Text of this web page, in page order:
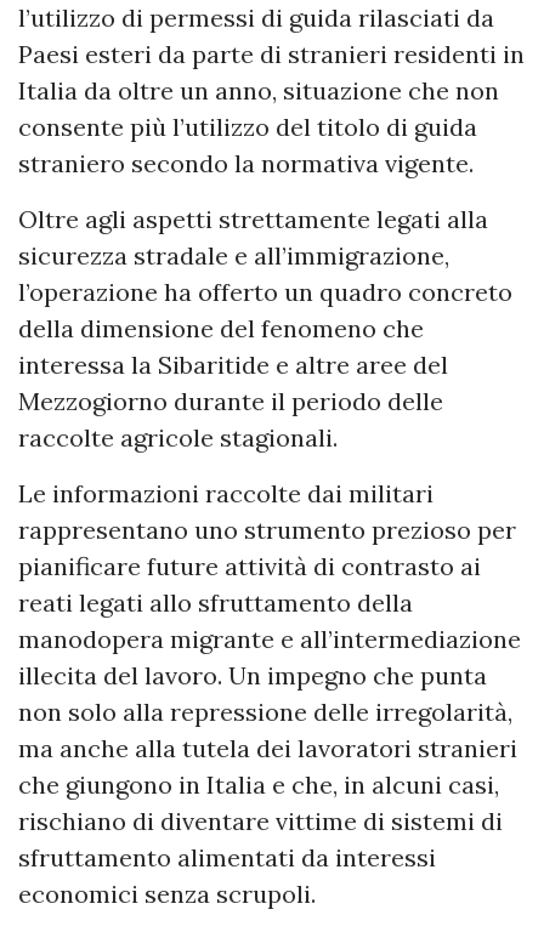
l’utilizzo di permessi di guida rilasciati da
Paesi esteri da parte di stranieri residenti in
Italia da oltre un anno, situazione che non
consente più l’utilizzo del titolo di guida
straniero secondo la normativa vigente.
Oltre agli aspetti strettamente legati alla
sicurezza stradale e all’immigrazione,
l’operazione ha offerto un quadro concreto
della dimensione del fenomeno che
interessa la Sibaritide e altre aree del
Mezzogiorno durante il periodo delle
raccolte agricole stagionali.
Le informazioni raccolte dai militari
rappresentano uno strumento prezioso per
pianificare future attività di contrasto ai
reati legati allo sfruttamento della
manodopera migrante e all’intermediazione
illecita del lavoro. Un impegno che punta
non solo alla repressione delle irregolarità,
ma anche alla tutela dei lavoratori stranieri
che giungono in Italia e che, in alcuni casi,
rischiano di diventare vittime di sistemi di
sfruttamento alimentati da interessi
economici senza scrupoli.